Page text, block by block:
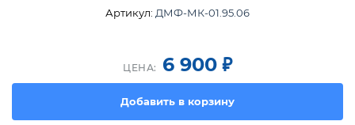
Артикул: ДМФ-МК-01.95.06
ЦЕНА: 6 900 ₽
Добавить в корзину